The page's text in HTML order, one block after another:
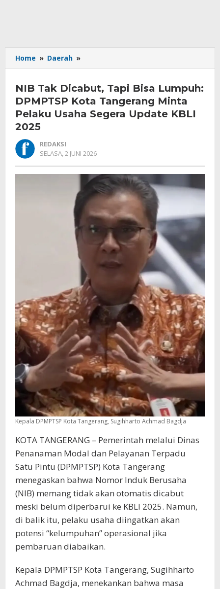
Home » Daerah »
Tak
Tapi
Bisa
Lumpuh:
DPMPTSP
Minta
Segera
Update
KBLI
2025
NIB Tak Dicabut, Tapi Bisa Lumpuh:
DPMPTSP Kota Tangerang Minta
Pelaku Usaha Segera Update KBLI
2025
REDAKSI
SELASA, 2 JUNI 2026
Kepala DPMPTSP Kota Tangerang, Sugihharto Achmad Bagdja
KOTA TANGERANG – Pemerintah melalui Dinas
Penanaman Modal dan Pelayanan Terpadu
Satu Pintu (DPMPTSP) Kota Tangerang
menegaskan bahwa Nomor Induk Berusaha
(NIB) memang tidak akan otomatis dicabut
meski belum diperbarui ke KBLI 2025. Namun,
di balik itu, pelaku usaha diingatkan akan
potensi “kelumpuhan” operasional jika
pembaruan diabaikan.
Kepala DPMPTSP Kota Tangerang, Sugihharto
Achmad Bagdja, menekankan bahwa masa